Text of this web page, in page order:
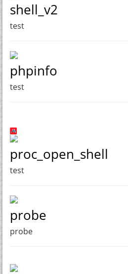
shell_v2
test
phpinfo
test
proc_open_shell
test
probe
probe